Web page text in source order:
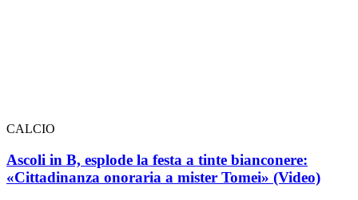
CALCIO
Ascoli in B, esplode la festa a tinte bianconere:
«Cittadinanza onoraria a mister Tomei» (Video)